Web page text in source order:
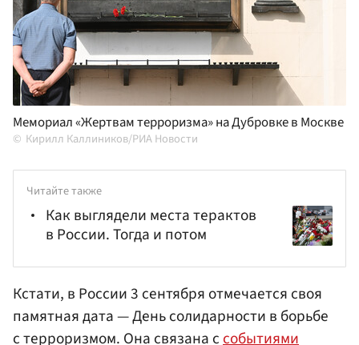
Мемориал «Жертвам терроризма» на Дубровке в Москве
Кирилл Каллиников/РИА Новости
Читайте также
Как выглядели места терактов
в России. Тогда и потом
Кстати, в России 3 сентября отмечается своя
памятная дата — День солидарности в борьбе
с терроризмом. Она связана ссобытиями